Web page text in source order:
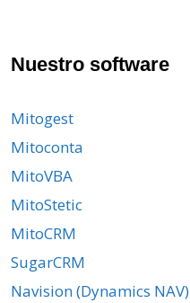
Nuestro software
Mitogest
Mitoconta
MitoVBA
MitoStetic
MitoCRM
SugarCRM
Navision (Dynamics NAV)